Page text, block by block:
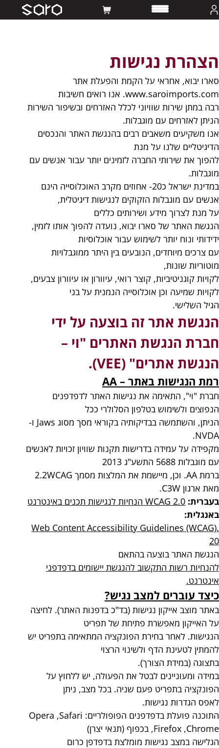
הצהרת נגישות
סארו יבוא, אחראי על הקמת והפעלת אתר
www.saroimports.com. אנו רואים חשיבות
רבה במתן שירות שוויוני לכלל האזרחים ובשיפור השירות
הניתן לאזרחים עם מוגבלות.
אנו משקיעים משאבים רבים בהנגשת האתר והנכסים
הדיגיטליים שלנו על מנת
להפוך את שירותי החברה לזמינים יותר עבור אנשים עם
מוגבלות.
במדינת ישראל כ20- אחוזים מקרב האוכלוסייה הינם
אנשים עם מוגבלות הזקוקים לנגישות דיגיטלית,
על מנת לצרוך מידע ושירותים כללים
הנגשת האתר של סארו יבוא, נועדה להפוך אותו לזמין,
ידידותי ונוח יותר לשימוש עבור אוכלוסיות
עם צרכים מיוחדים, הנובעים בין היתר ממוגבלויות
מוטוריות שונות,
לקויות קוגניטיביות, קוצר רואי, עיוורון או עיוורון צבעים,
לקויות שמיעה וכן אוכלוסייה הנמנית על בני
הגיל השלישי.
הנגשת אתר זה בוצעה על ידי
חברת הנגשת האתרים "וי –
הנגשת אתרים" (VEE).
רמת הנגישות באתר – AA
חברת "וי", התאימה את נגישות האתר לדפדפנים
הנפוצים ולשימוש בטלפון הסלולרי ככל
הניתן, והשתמשה בבדיקותיה בקוראי מסך מסוג Jaws ו-
NVDA.
מקפידה על עמידה בדרישות תקנות שוויון זכויות לאנשים
עם מוגבלות 5688 התשע"ג 2013
ברמת AA. וכן, מיישמת את המלצות מסמך 2.2WCAG
מאת ארגון C3W.
בעברית: 2.0 WCAG הנחיות לנגישות תכנים באינטרנט
באנגלית:
.Web Content Accessibility Guidelines (WCAG)
20
הנגשת האתר בוצעה בהתאם
להנחיות רשות התקשוב להנגשת יישומים בדפדפני
אינטרנט.
כיצד עוברים למצב נגיש?
באתר מוצב אייקון נגישות (בד"כ בדפנות האתר). לחיצה
על האייקון מאפשרת פתיחת של תפריט
הנגישות. לאחר בחירת הפונקציה המתאימה בתפריט יש
להמתין לטעינת הדף ולשינוי הרצוי
בתצוגה (במידת הצורך).
במידה ומעוניינים לבטל את הפעולה, יש ללחוץ על
הפונקציה בתפריט פעם שניה. בכל מצב, ניתן
לאפס הגדרות נגישות.
התוכנה פועלת בדפדפנים הפופולריים: Opera ,Safari
,Firefox ,Chrome בכפוף (תנאי יצרן)
הגלישה במצב נגישות מומלצת בדפדפן כרום